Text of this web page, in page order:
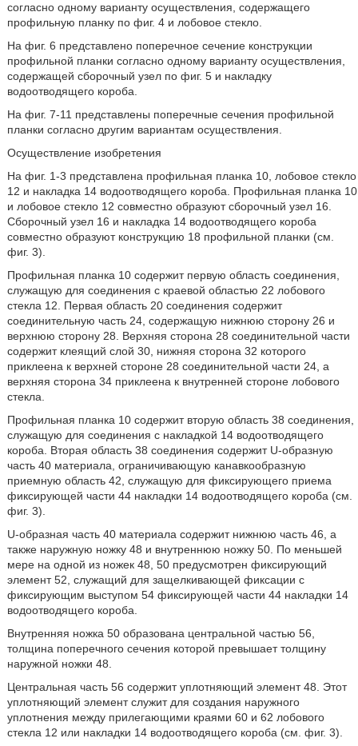
согласно одному варианту осуществления, содержащего
профильную планку по фиг. 4 и лобовое стекло.
На фиг. 6 представлено поперечное сечение конструкции
профильной планки согласно одному варианту осуществления,
содержащей сборочный узел по фиг. 5 и накладку
водоотводящего короба.
На фиг. 7-11 представлены поперечные сечения профильной
планки согласно другим вариантам осуществления.
Осуществление изобретения
На фиг. 1-3 представлена профильная планка 10, лобовое стекло
12 и накладка 14 водоотводящего короба. Профильная планка 10
и лобовое стекло 12 совместно образуют сборочный узел 16.
Сборочный узел 16 и накладка 14 водоотводящего короба
совместно образуют конструкцию 18 профильной планки (см.
фиг. 3).
Профильная планка 10 содержит первую область соединения,
служащую для соединения с краевой областью 22 лобового
стекла 12. Первая область 20 соединения содержит
соединительную часть 24, содержащую нижнюю сторону 26 и
верхнюю сторону 28. Верхняя сторона 28 соединительной части
содержит клеящий слой 30, нижняя сторона 32 которого
приклеена к верхней стороне 28 соединительной части 24, а
верхняя сторона 34 приклеена к внутренней стороне лобового
стекла.
Профильная планка 10 содержит вторую область 38 соединения,
служащую для соединения с накладкой 14 водоотводящего
короба. Вторая область 38 соединения содержит U-образную
часть 40 материала, ограничивающую канавкообразную
приемную область 42, служащую для фиксирующего приема
фиксирующей части 44 накладки 14 водоотводящего короба (см.
фиг. 3).
U-образная часть 40 материала содержит нижнюю часть 46, а
также наружную ножку 48 и внутреннюю ножку 50. По меньшей
мере на одной из ножек 48, 50 предусмотрен фиксирующий
элемент 52, служащий для защелкивающей фиксации с
фиксирующим выступом 54 фиксирующей части 44 накладки 14
водоотводящего короба.
Внутренняя ножка 50 образована центральной частью 56,
толщина поперечного сечения которой превышает толщину
наружной ножки 48.
Центральная часть 56 содержит уплотняющий элемент 48. Этот
уплотняющий элемент служит для создания наружного
уплотнения между прилегающими краями 60 и 62 лобового
стекла 12 или накладки 14 водоотводящего короба (см. фиг. 3).